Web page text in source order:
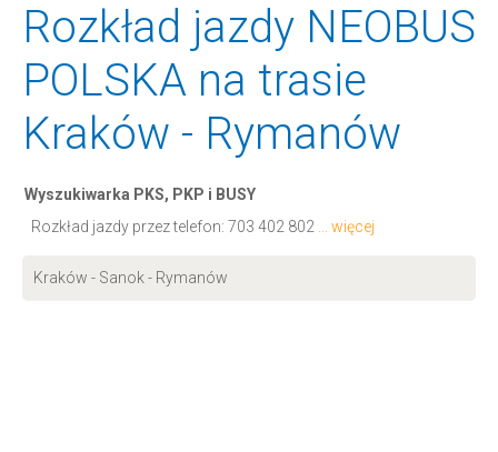
Rozkład jazdy NEOBUS
POLSKA na trasie
Kraków - Rymanów
Wyszukiwarka PKS, PKP i BUSY
Rozkład jazdy przez telefon: 703 402 802 ... więcej
Kraków - Sanok - Rymanów